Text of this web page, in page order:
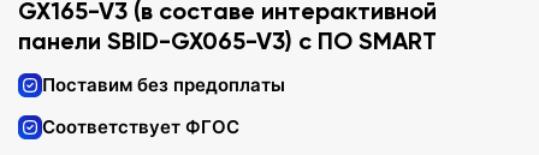
GX165-V3 (в составе интерактивной
панели SBID-GX065-V3) с ПО SMART
Поставим без предоплаты
Соответствует ФГОС